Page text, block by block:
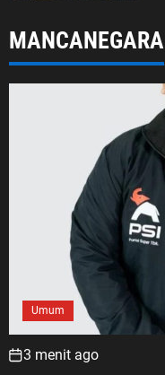
MANCANEGARA
Umum
3 menit ago